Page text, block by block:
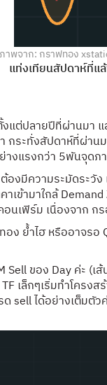
ภาพจาก: กราฟทอง
แท่งเทียนสัปดาห์ที่แ
ต่ปลายปีที่ผ่านมา แ
กระทั่งสัปดาห์ที่ผ่า
างแรงกว่า 5พันจุดภ
งมีความระมัดระวัง
เข้ามาใกล้
นเฟิร์ม เนื่องจาก
ย้ำไฮ หรืออาจรอ
ของ Day ค่ะ (
เล็กๆเริ่มทำโครง
sell ได้อย่างเต็มตัว